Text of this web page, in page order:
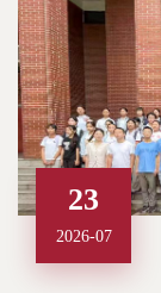
23
2026-07